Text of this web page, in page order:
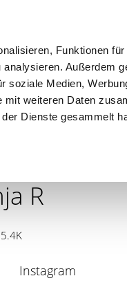
Funktionen
Außerdem
soziale Medien,
weiteren Daten
Dienste gesammelt
R
Instagram